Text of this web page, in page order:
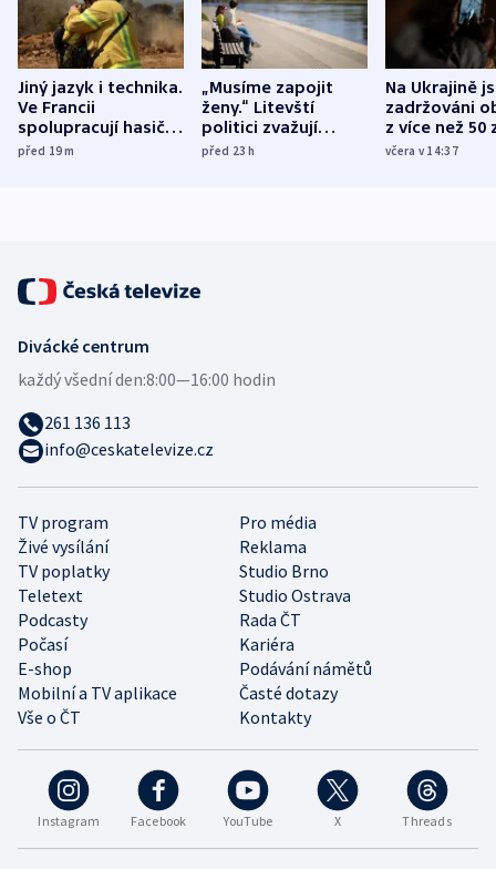
Jiný jazyk i technika.
Ve Francii
spolupracují hasiči z
různých zemí
před 19m
„Musíme zapojit
ženy.“ Litevští
politici zvažují
dohodu o
před 23h
Na Ukrajině
zadržováni
z více než 50
Bojovali na
včera v 14:37
Instagram Facebook YouTube X Threads
TV program
Pro média
Živé vysílání
Reklama
TV poplatky
Studio Brno
Teletext
Studio Ostrava
Podcasty
Rada ČT
Počasí
Kariéra
E-shop
Podávání námětů
Mobilní a TV aplikace
Časté dotazy
Vše o ČT
Kontakty
Divácké centrum
každý všední den:8:00—16:00 hodin
261 136 113
info@ceskatelevize.cz